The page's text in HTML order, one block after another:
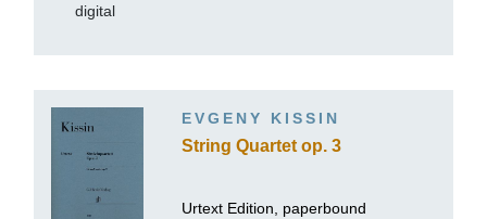
digital
EVGENY KISSIN
String Quartet op. 3
Urtext Edition, paperbound